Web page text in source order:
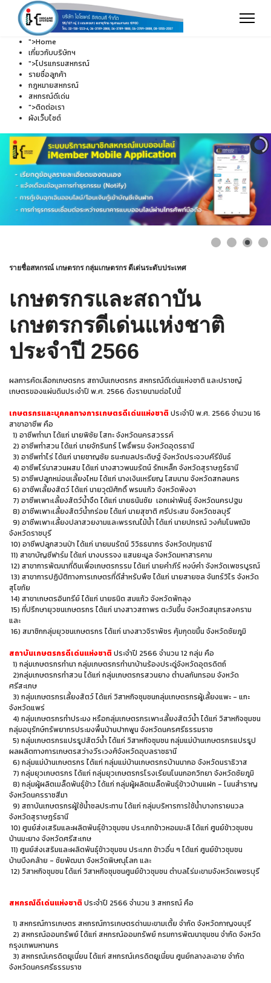
">Home
เกี่ยวกับบริษัทฯ
">โปรแกรมสหกรณ์
รายชื่อลูกค้า
กฎหมายสหกรณ์
สหกรณ์ดีเด่น
">ติดต่อเรา
ผังเว็บไซต์
รายชื่อสหกรณ์ เกษตรกร กลุ่มเกษตรกร ดีเด่นระดับประเทศ
เกษตรกรและสถาบัน
เกษตรกรดีเด่นแห่งชาติ
ประจำปี 2566
ผลการคัดเลือกเกษตรกร สถาบันเกษตรกร สหกรณ์ดีเด่นแห่งชาติ และปราชญ์
เกษตรของแผ่นดินประจำปี พ.ศ. 2566 ดังรายนามต่อไปนี้
เกษตรกรและบุคคลทางการเกษตรดีเด่นแห่งชาติ ประจำปี พ.ศ. 2566 จำนวน 16
สาขาอาชีพ คือ
1) อาชีพทำนา ได้แก่ นายพิชัย โสทะ จังหวัดนครสวรรค์
2) อาชีพทำสวน ได้แก่ นายจักรินทร์ โพธิ์พรม จังหวัดอุดรธานี
3) อาชีพทำไร่ ได้แก่ นายชาญชัย ธนะกมลประดิษฐ์ จังหวัดประจวบคีรีขันธ์
4) อาชีพไร่นาสวนผสม ได้แก่ นางสาวพนมรัตน์ รักเหล็ก จังหวัดสุราษฎร์ธานี
5) อาชีพปลูกหม่อนเลี้ยงไหม ได้แก่ นางเงินเหรียญ โสมนาม จังหวัดสกลนคร
6) อาชีพเลี้ยงสัตว์ ได้แก่ นายวุฒิศักดิ์ พรมแก้ว จังหวัดพังงา
7) อาชีพเพาะเลี้ยงสัตว์น้ำจืด ได้แก่ นายธนันชัย เอกเผ่าพันธุ์ จังหวัดนครปฐม
8) อาชีพเพาะเลี้ยงสัตว์น้ำกร่อย ได้แก่ นายสุชาติ ศรีประสม จังหวัดชลบุรี
9) อาชีพเพาะเลี้ยงปลาสวยงามและพรรณไม้น้ำ ได้แก่ นายปกรณ์ วงศ์มโนพฌิช
จังหวัดราชบุรี
10) อาชีพปลูกสวนป่า ได้แก่ นายมนรัตน์ วิวิธธนากร จังหวัดปทุมธานี
11) สาขาบัญชีฟาร์ม ได้แก่ นางบรรจง แสนยะมูล จังหวัดมหาสารคาม
12) สาขาการพัฒนาที่ดินเพื่อเกษตรกรรม ได้แก่ นายคำภีร์ หงษ์คำ จังหวัดเพชรบูรณ์
13) สาขาการปฏิบัติทางการเกษตรที่ดีสำหรับพืช ได้แก่ นายสายชล จันทร์วิไร จังหวัด
สุโขทัย
14) สาขาเกษตรอินทรีย์ ได้แก่ นายธนิต สมแก้ว จังหวัดพัทลุง
15) ที่ปรึกษายุวชนเกษตรกร ได้แก่ นางสาวสถาพร ตะวันขึ้น จังหวัดสมุทรสงคราม
และ
16) สมาชิกกลุ่มยุวชนเกษตรกร ได้แก่ นางสาวจิราพัชร คุ้มกุดขมิ้น จังหวัดชัยภูมิ
สถาบันเกษตรกรดีเด่นแห่งชาติ ประจำปี 2566 จำนวน 12 กลุ่ม คือ
1) กลุ่มเกษตรกรทำนา กลุ่มเกษตรกรทำนาบ้านร้องประดู่จังหวัดอุตรดิตถ์
2)กลุ่มเกษตรกรทำสวน ได้แก่ กลุ่มเกษตรกรสวนยาง ตำบลกันทรอม จังหวัด
ศรีสะเกษ
3) กลุ่มเกษตรกรเลี้ยงสัตว์ ได้แก่ วิสาหกิจชุมชนกลุ่มเกษตรกรผู้เลี้ยงแพะ - แกะ
จังหวัดแพร่
4) กลุ่มเกษตรกรทำประมง หรือกลุ่มเกษตรกรเพาะเลี้ยงสัตว์น้ำ ได้แก่ วิสาหกิจชุมชน
กลุ่มอนุรักษ์ทรัพยากรประมงพื้นบ้านปากพูน จังหวัดนครศรีธรรมราช
5) กลุ่มเกษตรกรแปรรูปสัตว์น้ำ ได้แก่ วิสาหกิจชุมชน กลุ่มแม่บ้านเกษตรกรแปรรูป
ผลผลิตทางการเกษตรสว่างวีระวงศ์จังหวัดอุบลราชธานี
6) กลุ่มแม่บ้านเกษตรกร ได้แก่ กลุ่มแม่บ้านเกษตรกรบ้านนากอ จังหวัดนราธิวาส
7) กลุ่มยุวเกษตรกร ได้แก่ กลุ่มยุวเกษตรกรโรงเรียนโนนกอกวิทยา จังหวัดชัยภูมิ
8) กลุ่มผู้ผลิตเมล็ดพันธุ์ข้าว ได้แก่ กลุ่มผู้ผลิตเมล็ดพันธุ์ข้าวบ้านแฝก - โนนสำราญ
จังหวัดนครราชสีมา
9) สถาบันเกษตรกรผู้ใช้น้ำชลประทาน ได้แก่ กลุ่มบริหารการใช้น้ำบางทรายนวล
จังหวัดสุราษฎร์ธานี
10) ศูนย์ส่งเสริมและผลิตพันธุ์ข้าวชุมชน ประเภทข้าวหอมมะลิ ได้แก่ ศูนย์ข้าวชุมชน
บ้านมะยาง จังหวัดศรีสะเกษ
11) ศูนย์ส่งเสริมและผลิตพันธุ์ข้าวชุมชน ประเภท ข้าวอื่น ๆ ได้แก่ ศูนย์ข้าวชุมชน
บ้านบึงคล้าย - ชัยพัฒนา จังหวัดพิษณุโลก และ
12) วิสาหกิจชุมชน ได้แก่ วิสาหกิจชุมชนศูนย์ข้าวชุมชน ตำบลไร่มะขามจังหวัดเพชรบุรี
สหกรณ์ดีเด่นแห่งชาติ ประจำปี 2566 จำนวน 3 สหกรณ์ คือ
1) สหกรณ์การเกษตร สหกรณ์การเกษตรด่านมะขามเตี้ย จำกัด จังหวัดกาญจนบุรี
2) สหกรณ์ออมทรัพย์ ได้แก่ สหกรณ์ออมทรัพย์ กรมการพัฒนาชุมชน จำกัด จังหวัด
กรุงเทพมหานคร
3) สหกรณ์เครดิตยูเนี่ยน ได้แก่ สหกรณ์เครดิตยูเนี่ยน ศูนย์กลางละอาย จำกัด
จังหวัดนครศรีธรรมราช